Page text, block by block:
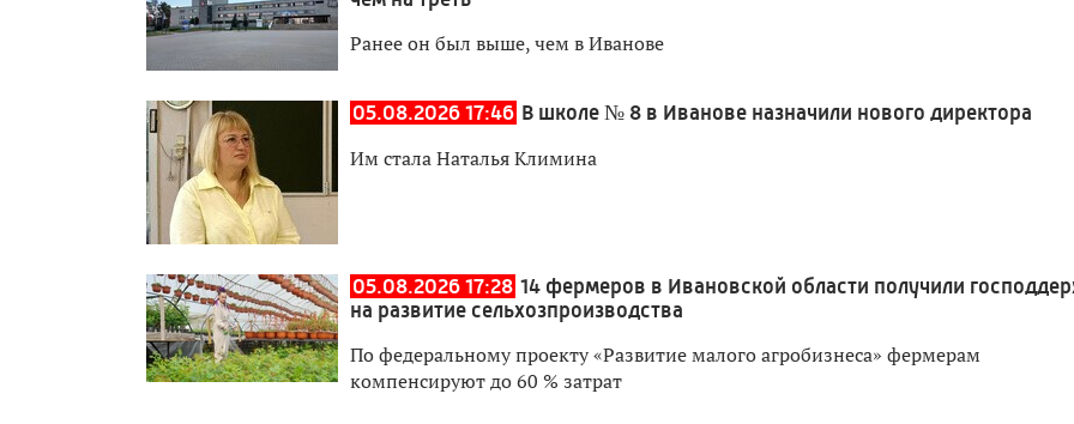
Ранее он был выше, чем в Иванове
05.08.2026 17:46 В школе № 8 в Иванове назначили нового директора
Им стала Наталья Климина
05.08.2026 17:28 14 фермеров в Ивановской области получили
на развитие сельхозпроизводства
По федеральному проекту «Развитие малого агробизнеса» фермерам
компенсируют до 60 % затрат